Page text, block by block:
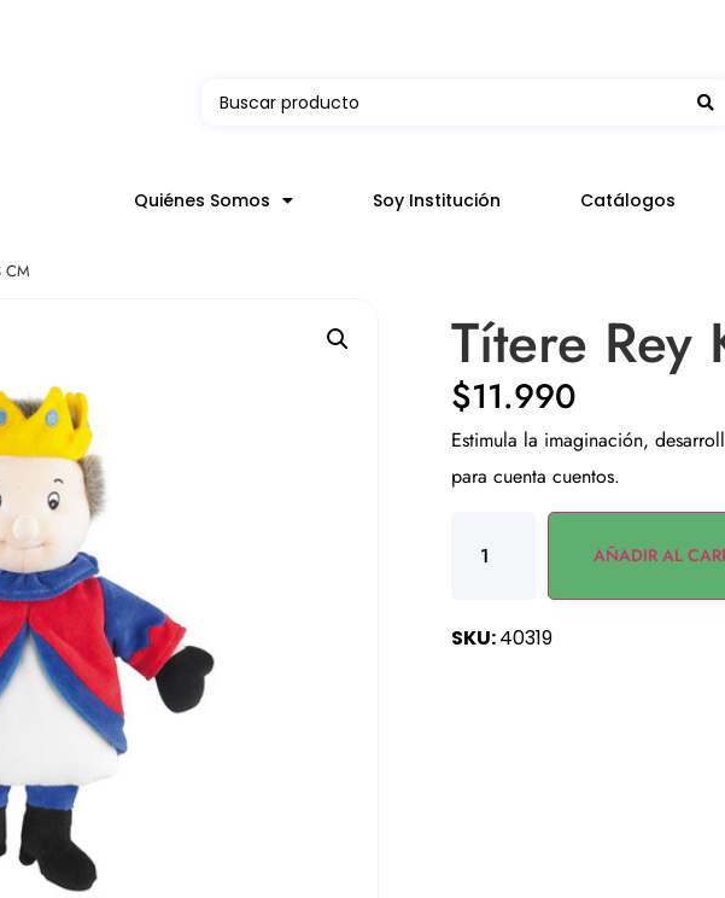
Quiénes Somos Soy Institución Catálogos
CM
Títere Rey
$11.990
Estimula la imaginación,
para cuenta cuentos.
AÑADIR AL
SKU:40319